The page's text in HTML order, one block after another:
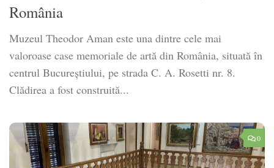
România
Muzeul Theodor Aman este una dintre cele mai
valoroase case memoriale de artă din România, situată în
centrul Bucureștiului, pe strada C. A. Rosetti nr. 8.
Clădirea a fost construită...
0